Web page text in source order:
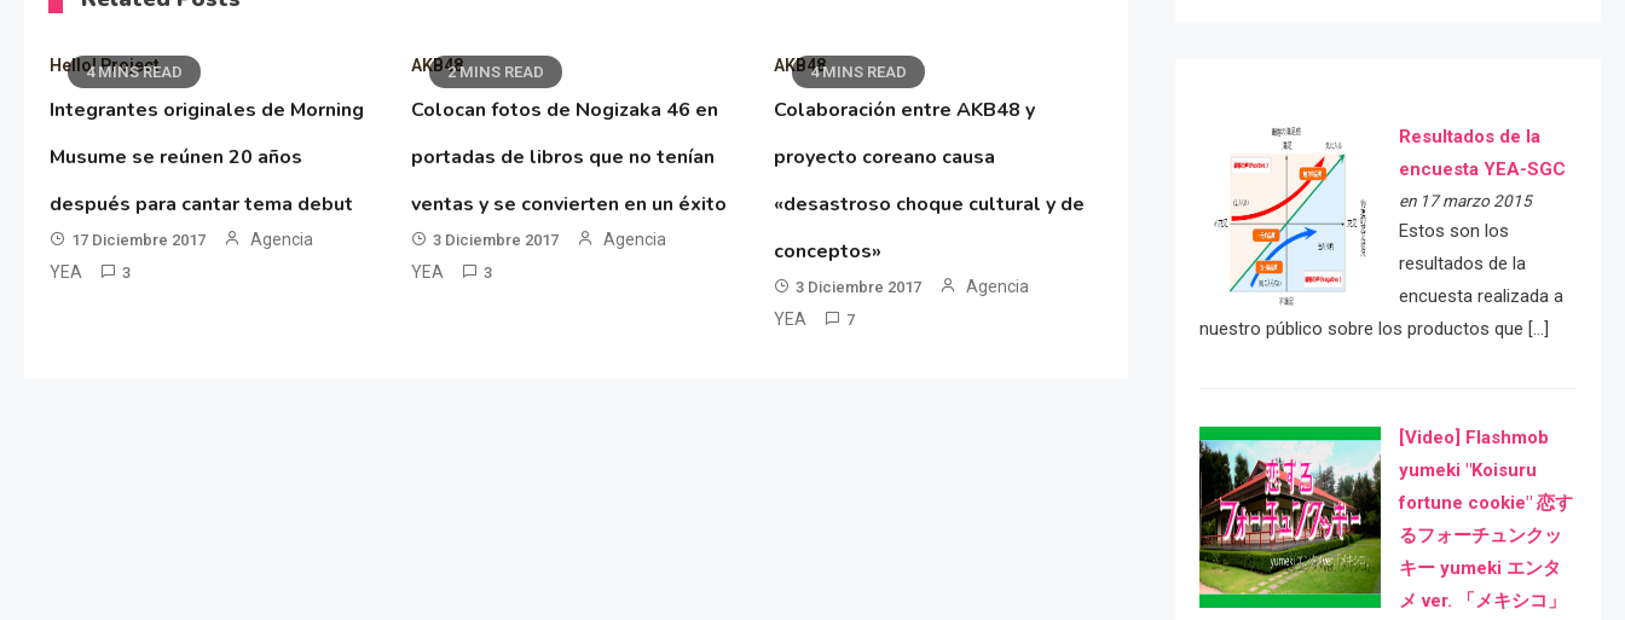
4 MINS READ
Hello! Project
Integrantes originales de Morning
Musume se reúnen 20 años
después para cantar tema debut
17 Diciembre 2017
Agencia
YEA
3
2 MINS READ
AKB48
Colocan fotos de Nogizaka 46 en
portadas de libros que no tenían
ventas y se convierten en un éxito
3 Diciembre 2017
Agencia
YEA
3
4 MINS READ
AKB48
Colaboración entre AKB48 y
proyecto coreano causa
«desastroso choque cultural y de
conceptos»
3 Diciembre 2017
Agencia
YEA
7
Resultados de la
encuesta YEA-SGC
en 17 marzo 2015
Estos son los
resultados de la
encuesta realizada a
nuestro público sobre los productos que […]
[Video] Flashmob
yumeki "Koisuru
fortune cookie" 恋す
るフォーチュンクッ
キー yumeki エンタ
メ ver. 「メキシコ」